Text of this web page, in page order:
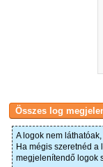
A logok nem
Ha mégis szeretnéd a
megjelenítendő logok